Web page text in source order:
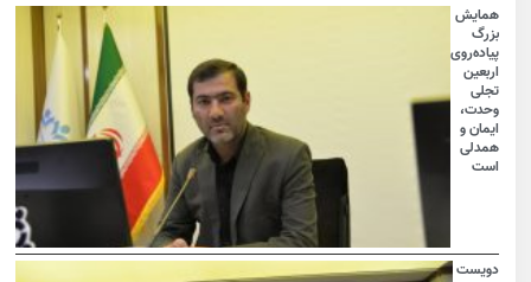
همایش
بزرگ
پیاده‌روی
اربعین
تجلی
وحدت،
ایمان و
همدلی
است
دویست